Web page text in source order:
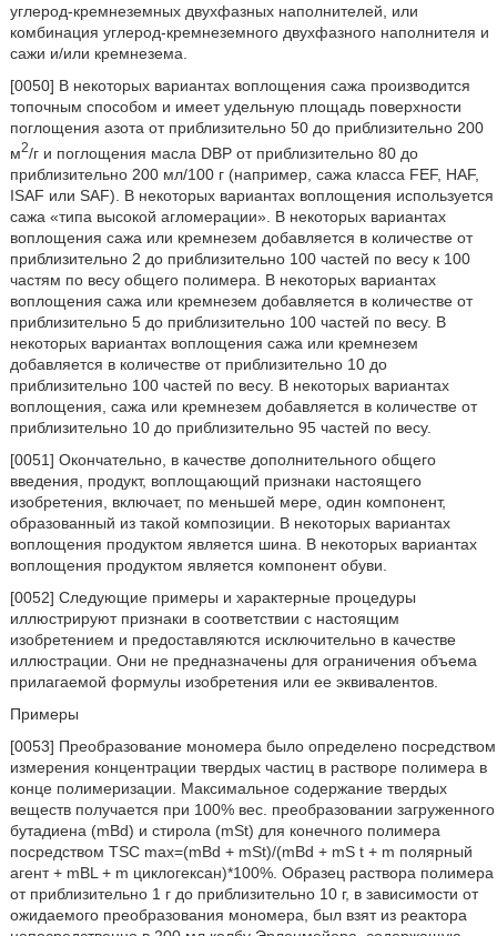
углерод-кремнеземных двухфазных наполнителей, или
комбинация углерод-кремнеземного двухфазного наполнителя и
сажи и/или кремнезема.
[0050] В некоторых вариантах воплощения сажа производится
топочным способом и имеет удельную площадь поверхности
поглощения азота от приблизительно 50 до приблизительно 200
м2/г и поглощения масла DBP от приблизительно 80 до
приблизительно 200 мл/100 г (например, сажа класса FEF, HAF,
ISAF или SAF). В некоторых вариантах воплощения используется
сажа «типа высокой агломерации». В некоторых вариантах
воплощения сажа или кремнезем добавляется в количестве от
приблизительно 2 до приблизительно 100 частей по весу к 100
частям по весу общего полимера. В некоторых вариантах
воплощения сажа или кремнезем добавляется в количестве от
приблизительно 5 до приблизительно 100 частей по весу. В
некоторых вариантах воплощения сажа или кремнезем
добавляется в количестве от приблизительно 10 до
приблизительно 100 частей по весу. В некоторых вариантах
воплощения, сажа или кремнезем добавляется в количестве от
приблизительно 10 до приблизительно 95 частей по весу.
[0051] Окончательно, в качестве дополнительного общего
введения, продукт, воплощающий признаки настоящего
изобретения, включает, по меньшей мере, один компонент,
образованный из такой композиции. В некоторых вариантах
воплощения продуктом является шина. В некоторых вариантах
воплощения продуктом является компонент обуви.
[0052] Следующие примеры и характерные процедуры
иллюстрируют признаки в соответствии с настоящим
изобретением и предоставляются исключительно в качестве
иллюстрации. Они не предназначены для ограничения объема
прилагаемой формулы изобретения или ее эквивалентов.
Примеры
[0053] Преобразование мономера было определено посредством
измерения концентрации твердых частиц в растворе полимера в
конце полимеризации. Максимальное содержание твердых
веществ получается при 100% вес. преобразовании загруженного
бутадиена (mBd) и стирола (mSt) для конечного полимера
посредством TSC max=(mBd + mSt)/(mBd + mS t + m полярный
агент + mBL + m циклогексан)*100%. Образец раствора полимера
от приблизительно 1 г до приблизительно 10 г, в зависимости от
ожидаемого преобразования мономера, был взят из реактора